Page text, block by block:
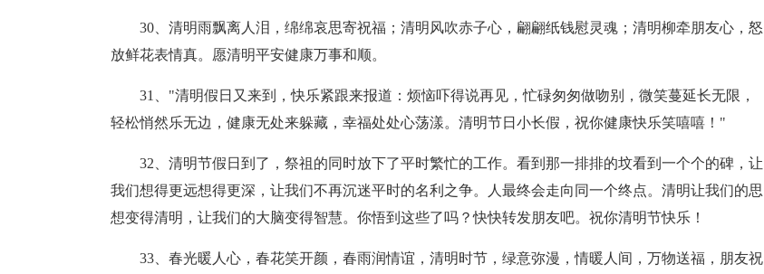
30、清明雨飘离人泪，绵绵哀思寄祝福；清明风吹赤子心，翩翩纸钱慰灵魂；清明柳牵朋友心，怒
放鲜花表情真。愿清明平安健康万事和顺。
31、"清明假日又来到，快乐紧跟来报道：烦恼吓得说再见，忙碌匆匆做吻别，微笑蔓延长无限，
轻松悄然乐无边，健康无处来躲藏，幸福处处心荡漾。清明节日小长假，祝你健康快乐笑嘻嘻！"
32、清明节假日到了，祭祖的同时放下了平时繁忙的工作。看到那一排排的坟看到一个个的碑，让
我们想得更远想得更深，让我们不再沉迷平时的名利之争。人最终会走向同一个终点。清明让我们的思
想变得清明，让我们的大脑变得智慧。你悟到这些了吗？快快转发朋友吧。祝你清明节快乐！
33、春光暖人心，春花笑开颜，春雨润情谊，清明时节，绿意弥漫，情暖人间，万物送福，朋友祝